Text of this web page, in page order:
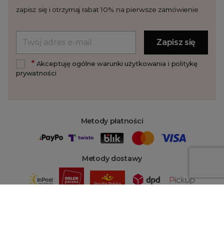
Metody płatności
Metody dostawy
zapisz się i otrzymaj rabat 10% na pierwsze zamówienie
*Akceptuję ogólne warunki użytkowania i politykę
prywatności